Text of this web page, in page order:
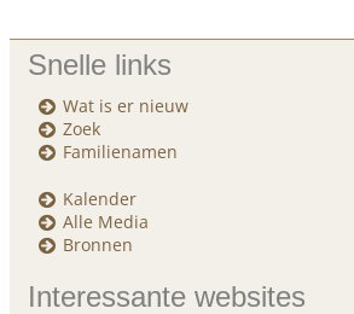
Snelle links
Wat is er nieuw
Zoek
Familienamen
Kalender
Alle Media
Bronnen
Interessante websites